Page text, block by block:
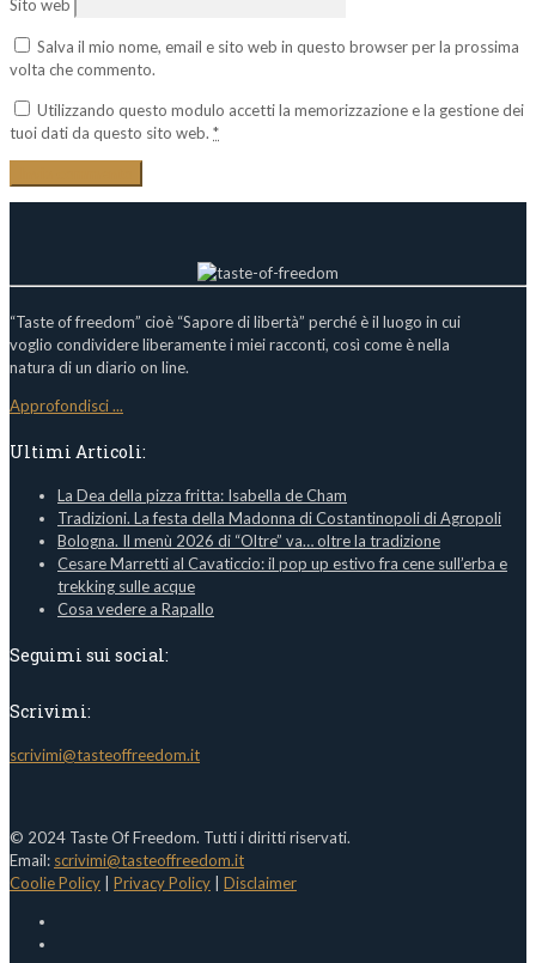
Sito web
Salva il mio nome, email e sito web in questo browser per la prossima
volta che commento.
Utilizzando questo modulo accetti la memorizzazione e la gestione dei
tuoi dati da questo sito web. *
“Taste of freedom” cioè “Sapore di libertà” perché è il luogo in cui
voglio condividere liberamente i miei racconti, così come è nella
natura di un diario on line.
Approfondisci ...
Ultimi Articoli:
La Dea della pizza fritta: Isabella de Cham
Tradizioni. La festa della Madonna di Costantinopoli di Agropoli
Bologna. Il menù 2026 di “Oltre” va… oltre la tradizione
Cesare Marretti al Cavaticcio: il pop up estivo fra cene sull’erba e
trekking sulle acque
Cosa vedere a Rapallo
Seguimi sui social:
Scrivimi:
scrivimi@tasteoffreedom.it
© 2024 Taste Of Freedom. Tutti i diritti riservati.
Email: scrivimi@tasteoffreedom.it
Coolie Policy
Privacy Policy Disclaimer